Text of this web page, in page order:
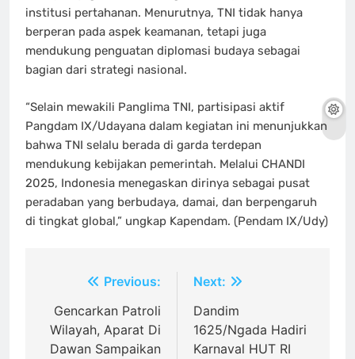
institusi pertahanan. Menurutnya, TNI tidak hanya
berperan pada aspek keamanan, tetapi juga
mendukung penguatan diplomasi budaya sebagai
bagian dari strategi nasional.
“Selain mewakili Panglima TNI, partisipasi aktif
Pangdam IX/Udayana dalam kegiatan ini menunjukkan
bahwa TNI selalu berada di garda terdepan
mendukung kebijakan pemerintah. Melalui CHANDI
2025, Indonesia menegaskan dirinya sebagai pusat
peradaban yang berbudaya, damai, dan berpengaruh
di tingkat global,” ungkap Kapendam. (Pendam IX/Udy)
Navigasi
pos
Previous:
Gencarkan Patroli
Wilayah, Aparat Di
Dawan Sampaikan
Next:
Dandim
1625/Ngada Hadiri
Karnaval HUT RI